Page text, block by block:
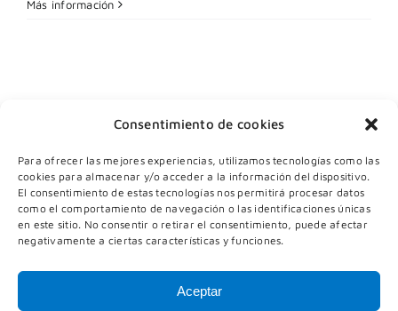
Consentimiento de cookies
Para ofrecer las mejores experiencias, utilizamos tecnologías como las
cookies para almacenar y/o acceder a la información del dispositivo.
El consentimiento de estas tecnologías nos permitirá procesar datos
como el comportamiento de navegación o las identificaciones únicas
en este sitio. No consentir o retirar el consentimiento, puede afectar
negativamente a ciertas características y funciones.
Aceptar
Más información
Política de Privacidad|Aviso Legal